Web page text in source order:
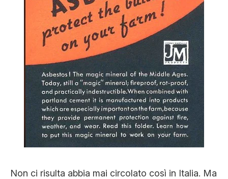
Non ci risulta abbia mai circolato così in Italia. Ma